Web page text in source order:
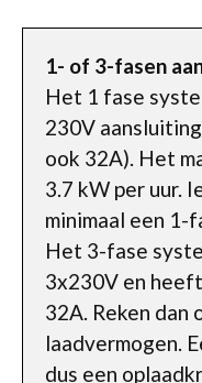
1- of 3-fasen
Het 1 fase
230V
ook 32A). Het
3.7 kW per uur.
minimaal een 1-
Het 3-fase
3x230V en
32A. Reken dan
laadvermogen.
dus een